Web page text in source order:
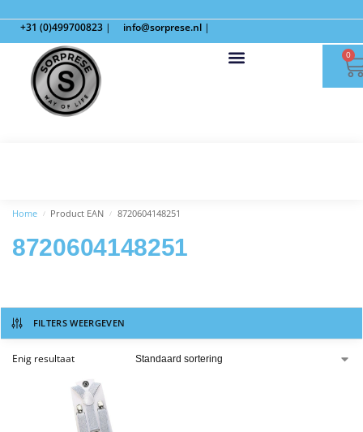
+31 (0)499700823 | info@sorprese.nl |
0
Home / Product EAN / 8720604148251
8720604148251
FILTERS WEERGEVEN
Enig resultaat